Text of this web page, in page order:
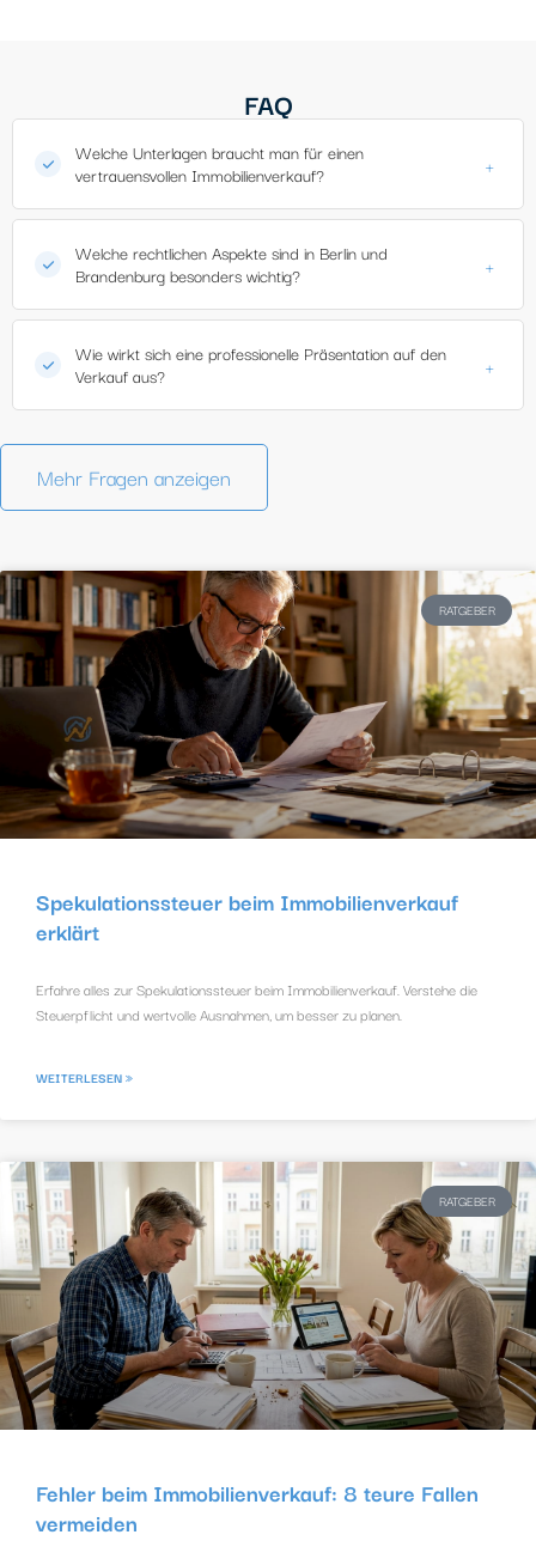
FAQ
Welche Unterlagen braucht man für einen
vertrauensvollen Immobilienverkauf?
+
Welche rechtlichen Aspekte sind in Berlin und
Brandenburg besonders wichtig?
+
Wie wirkt sich eine professionelle Präsentation auf den
Verkauf aus?
+
Mehr Fragen anzeigen
RATGEBER
Spekulationssteuer beim Immobilienverkauf
erklärt
Erfahre alles zur Spekulationssteuer beim Immobilienverkauf. Verstehe die
Steuerpflicht und wertvolle Ausnahmen, um besser zu planen.
WEITERLESEN »
RATGEBER
Fehler beim Immobilienverkauf: 8 teure Fallen
vermeiden